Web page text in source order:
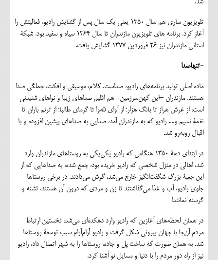
شد.
تلویزیون ساری هم سال 1350 یعنی یک سال پس از گشایش رادیو، فعالیتش را
آغاز کرد. برنامه های تلویزیون مازندران تا سال 1364 سیاه و سفید بود. شبکۀ
استانی مازندران نیز 26 فروردین 1377 گشایش یافت.
-تنهاصدا
ماده اصلی تولید برنامه‌های رادیو، صداست. کلام، موسیقی و افکت، جملگی صدا
هستند. مازندران –این کهن‌سرزمین- هم اقلیم صداهای زیبا و نواهای شنیدنی
است، از غرش هراز تا بانگ هزار؛ از آوای لله‌وا تا گرمای طالبا؛ از ترنم باران تا
نغمۀ نسیم و.... رادیو که به مازندران آمد، صدایی به صداهای پیشین افزوده و با
اقبال روبه‌رو شد.
در ابتدای دهۀ 1350 هنگامی که رادیو یکی‌یکی به روستاهای مازندران وارد
شد، اهالی در منزل شخصی که رادیو خریده بود، جمع شده، به صداهایی که از
این جعبۀ بزرگ شگفت‌انگیز خارج می‌شد، گوش می‌دادند. در برخی روستاها
جلوی رادیو، آب و غذا می‌گذاشتند تا زن و مردی که درون آن هستند، تشنه و
گرسنه نمانند!
در همان لحظه‌های آغازین که رادیو وارد دهکده‌ای می‌شد، نخستین ارتباط
مردم آن‌جا با جهان بیرونی شکل گرفت و رادیو آرام‌آرام سبب توسعۀ روستاها
شد. به همان صورت که ساخت پل و جاده، روستاها را به شهر اتصال داد، رادیو
نیز از راه دور مردم را با دنیا و مسایل نو آشنا کرد.